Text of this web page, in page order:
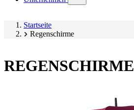
submenu)
Startseite
Regenschirme
REGENSCHIRME